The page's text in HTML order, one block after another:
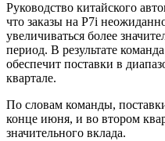
Руководство китайского
что заказы на P7i
увеличиваться более
период. В результате
обеспечит поставки в
квартале.
По словам команды,
конце июня, и во втором
значительного вклада.